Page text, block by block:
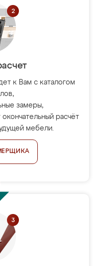
к Вам с каталогом
замеры,
расчёт
мебели.